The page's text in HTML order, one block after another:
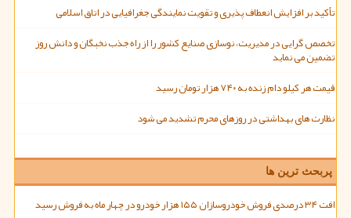
تأکید بر افزایش انعطاف پذیری و تقویت نمایندگی جغرافیایی در اتاق اسلامی
تخصص گرایی در مدیریت، نوسازی صنایع کشور را از راه جذب نخبگان و دانش روز
تضمین می نماید
قیمت هر کیلو دام زنده به ۷۴۰ هزار تومان رسید
نظارت های بهداشتی در روزهای محرم تشدید می شود
پربحث ترین ها
افت ۳۴ درصدی فروش خودروسازان ۱۵۵ هزار خودرو در چهار ماه به فروش رسید